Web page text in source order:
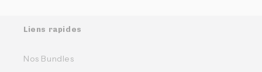
Liens rapides
Nos Bundles